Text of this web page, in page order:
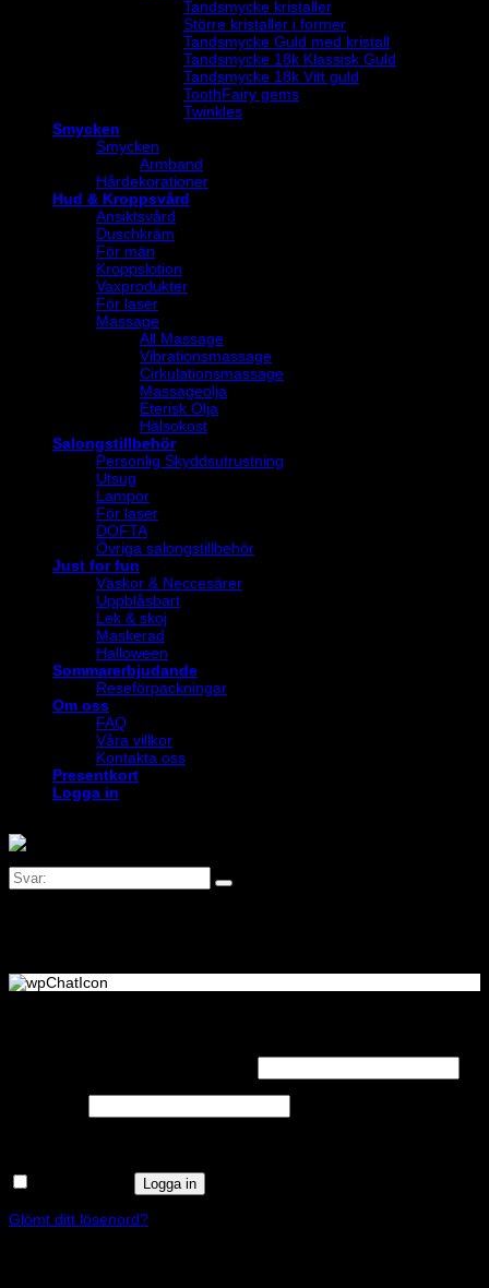
Tandsmycke kristaller
Större kristaller i former
Tandsmycke Guld med kristall
Tandsmycke 18k Klassisk Guld
Tandsmycke 18k Vitt guld
ToothFairy gems
Twinkles
Smycken
Smycken
Armband
Hårdekorationer
Hud & Kroppsvård
Ansiktsvård
Duschkräm
För män
Kroppslotion
Vaxprodukter
För laser
Massage
All Massage
Vibrationsmassage
Cirkulationsmassage
Massageolja
Eterisk Olja
Hälsokost
Salongstillbehör
Personlig Skyddsutrustning
Utsug
Lampor
För laser
DOFTA
Övriga salongstillbehör
Just for fun
Väskor & Neccesärer
Uppblåsbart
Lek & skoj
Maskerad
Halloween
Sommarerbjudande
Reseförpackningar
Om oss
FAQ
Våra villkor
Kontakta oss
Presentkort
Logga in
Logga in
Glömt ditt lösenord?